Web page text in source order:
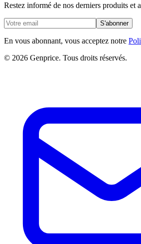
Restez informé de nos derniers produits et
S'abonner
En vous abonnant, vous acceptez notre
© 2026 Genprice. Tous droits réservés.